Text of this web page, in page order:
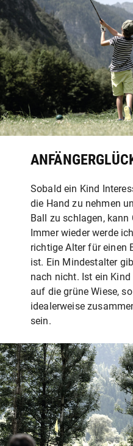
Sobald ein Kind
die Hand zu nehmen
Ball zu schlagen, kann
Immer wieder werde
richtige Alter für einen
ist. Ein Mindestalter
nach nicht. Ist ein
auf die grüne Wiese,
idealerweise
sein.